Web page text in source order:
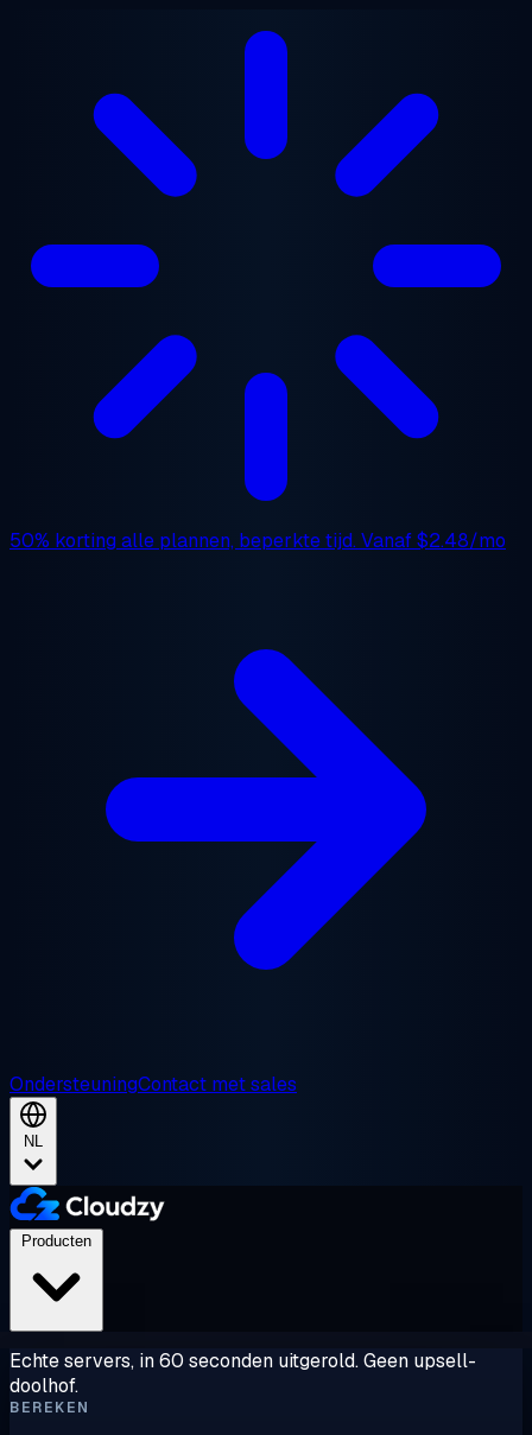
50% korting alle plannen, beperkte tijd. Vanaf$2.48/mo
OndersteuningContact met sales
NL
Echte servers, in 60 seconden uitgerold. Geen upsell-
doolhof.
BEREKEN